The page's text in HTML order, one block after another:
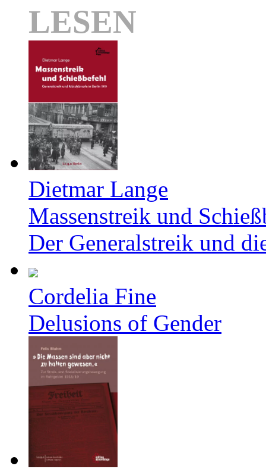
LESEN
Dietmar Lange
Massenstreik und
Der Generalstreik und
Cordelia Fine
Delusions of Gender